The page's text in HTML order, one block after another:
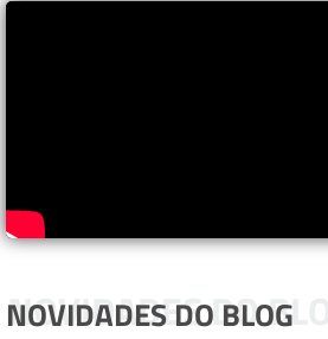
NOVIDADES DO BLOG
NOVIDADES DO BLOG